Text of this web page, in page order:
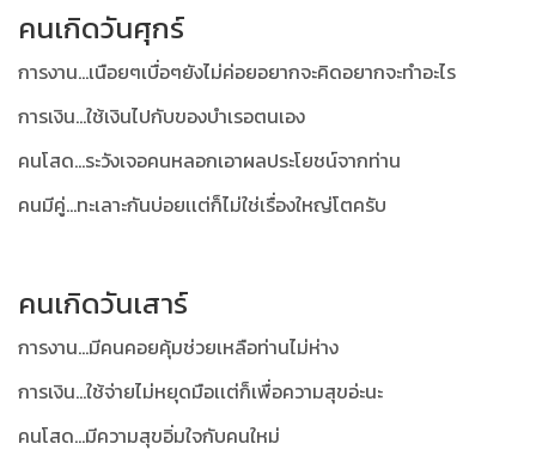
คนเกิดวันศุกร์
การงาน...เนือยๆเบื่อๆยังไม่ค่อยอยากจะคิดอยากจะทำอะไร
การเงิน...ใช้เงินไปกับของบำเรอตนเอง
คนโสด...ระวังเจอคนหลอกเอาผลประโยชน์จากท่าน
คนมีคู่...ทะเลาะกันบ่อยเเต่ก็ไม่ใช่เรื่องใหญ่โตครับ
คนเกิดวันเสาร์
การงาน...มีคนคอยคุ้มช่วยเหลือท่านไม่ห่าง
การเงิน...ใช้จ่ายไม่หยุดมือเเต่ก็เพื่อความสุขอ่ะนะ
คนโสด...มีความสุขอิ่มใจกับคนใหม่